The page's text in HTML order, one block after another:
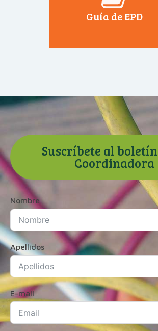
Guía de EPD
Suscríbete al
Coordinadora
Nombre
Apellidos
E-mail